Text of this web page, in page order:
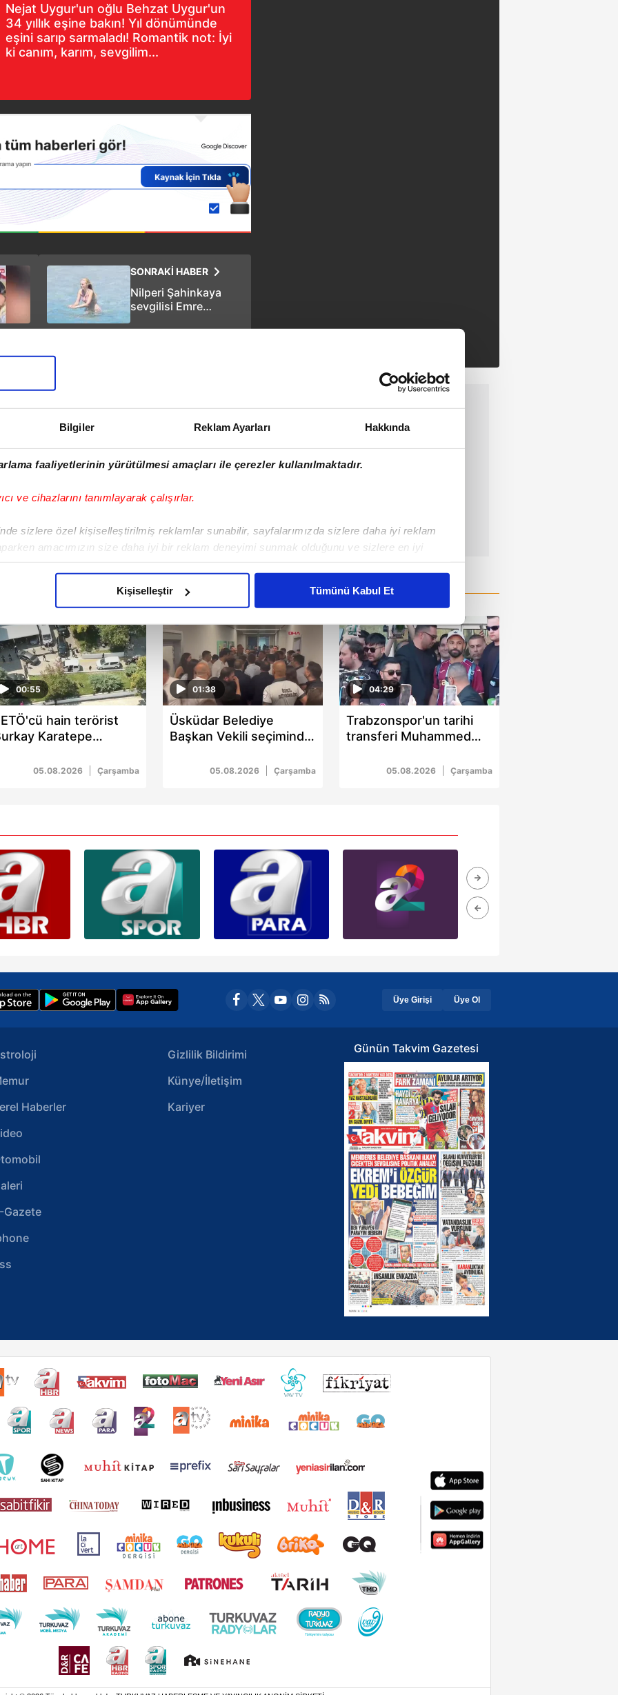
Bilgiler Reklam Ayarları Hakkında
faaliyetlerinin yürütülmesi amaçları ile çerezler kullanılmaktadır.
ve cihazlarını tanımlayarak çalışırlar.
sizlere özel kişiselleştirilmiş reklamlar sunabilir, sayfalarımızda sizlere daha iyi reklam
amacımızın size daha iyi bir reklam deneyimi sunmak olduğunu ve sizlere en iyi
için İnternet Sitemizde kendimize ve üçüncü kişilere ait çerezler kullanılmaktadır. Bu
verileriniz işlenmekte olup gerekli olan çerezler bilgi toplumu hizmetlerinin sunulması
çerezler, sitemizin daha işlevsel kılınması ve kişiselleştirilmesi ve sizlere yönelik
amaçlarıyla sınırlı olarak açık rızanız dahilinde kullanılacaktır.
yer alan panel vasıtasıyla belirleyebilirsiniz. Çerezlere ilişkin detaylı bilgi için Ayarlar
Metnimizi ziyaret edebilirsiniz.
Kanunu uyarınca hazırlanmış Aydınlatma Metnimizi okumak ve sitemizde ilgili
Kişiselleştir Tümünü Kabul Et
Nejat Uygur'un oğlu Behzat Uygur'un
34 yıllık eşine bakın! Yıl dönümünde
eşini sarıp sarmaladı! Romantik not: İyi
ki canım, karım, sevgilim...
SONRAKİ HABER
Nilperi Şahinkaya
sevgilisi Emre
sezonunu Bodrum'da
00:55
hain terörist
Karatepe
05.08.2026 Çarşamba
01:38
Üsküdar Belediye
Başkan Vekili seçiminde
05.08.2026 Çarşamba
04:29
Trabzonspor'un tarihi
transferi Muhammed
05.08.2026 Çarşamba
Üye Girişi Üye Ol
Haberler
Gazete
Gizlilik Bildirimi
Künye/İletişim
Kariyer
Günün Takvim Gazetesi